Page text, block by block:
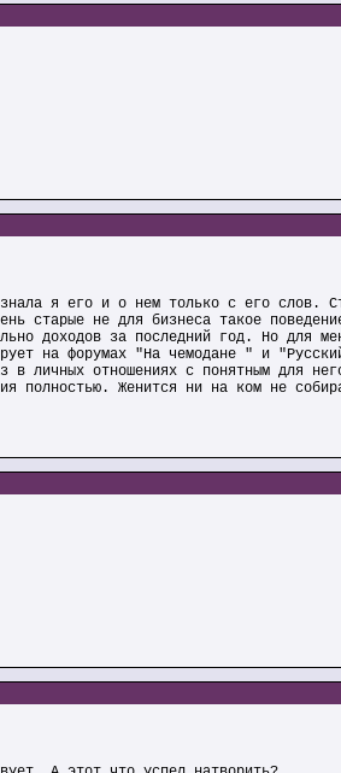
я его и о нем только с его слов.
старые не для бизнеса такое
доходов за последний год. Но для
на форумах "На чемодане " и
в личных отношениях с понятным для
полностью. Женится ни на ком не